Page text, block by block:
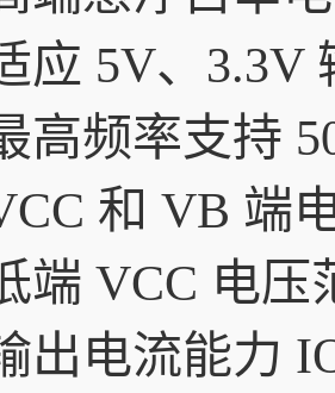
应 5V、3.3V
高频率支持
和 VB 端
端 VCC 电压
出电流能力